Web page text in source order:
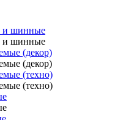
и шинные
и шинные
(декор)
(декор)
(техно)
(техно)